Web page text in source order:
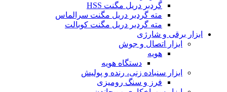
گردبر دریل مگنت HSS
مته گردبر دریل مگنت سرالماس
مته گردبر دریل مگنت کوبالت
ابزار برقی و شارژی
ابزار اتصال و جوش
هویه
دستگاه هویه
ابزار سنباده زنی، رنده و پولیش
فرز و سنگ رومیزی